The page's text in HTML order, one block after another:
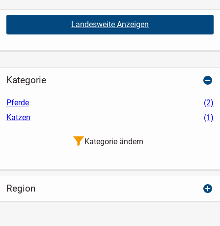
Landesweite Anzeigen
Kategorie
Pferde
(2)
Katzen
(1)
Kategorie ändern
Region